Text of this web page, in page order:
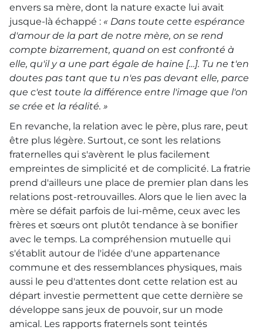
envers sa mère, dont la nature exacte lui avait
jusque-là échappé : « Dans toute cette espérance
d'amour de la part de notre mère, on se rend
compte bizarrement, quand on est confronté à
elle, qu'il y a une part égale de haine […]. Tu ne t'en
doutes pas tant que tu n'es pas devant elle, parce
que c'est toute la différence entre l'image que l'on
se crée et la réalité. »
En revanche, la relation avec le père, plus rare, peut
être plus légère. Surtout, ce sont les relations
fraternelles qui s'avèrent le plus facilement
empreintes de simplicité et de complicité. La fratrie
prend d'ailleurs une place de premier plan dans les
relations post-retrouvailles. Alors que le lien avec la
mère se défait parfois de lui-même, ceux avec les
frères et sœurs ont plutôt tendance à se bonifier
avec le temps. La compréhension mutuelle qui
s'établit autour de l'idée d'une appartenance
commune et des ressemblances physiques, mais
aussi le peu d'attentes dont cette relation est au
départ investie permettent que cette dernière se
développe sans jeux de pouvoir, sur un mode
amical. Les rapports fraternels sont teintés